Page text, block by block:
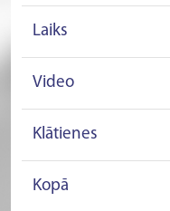
Laiks
Video
Klātienes
Kopā